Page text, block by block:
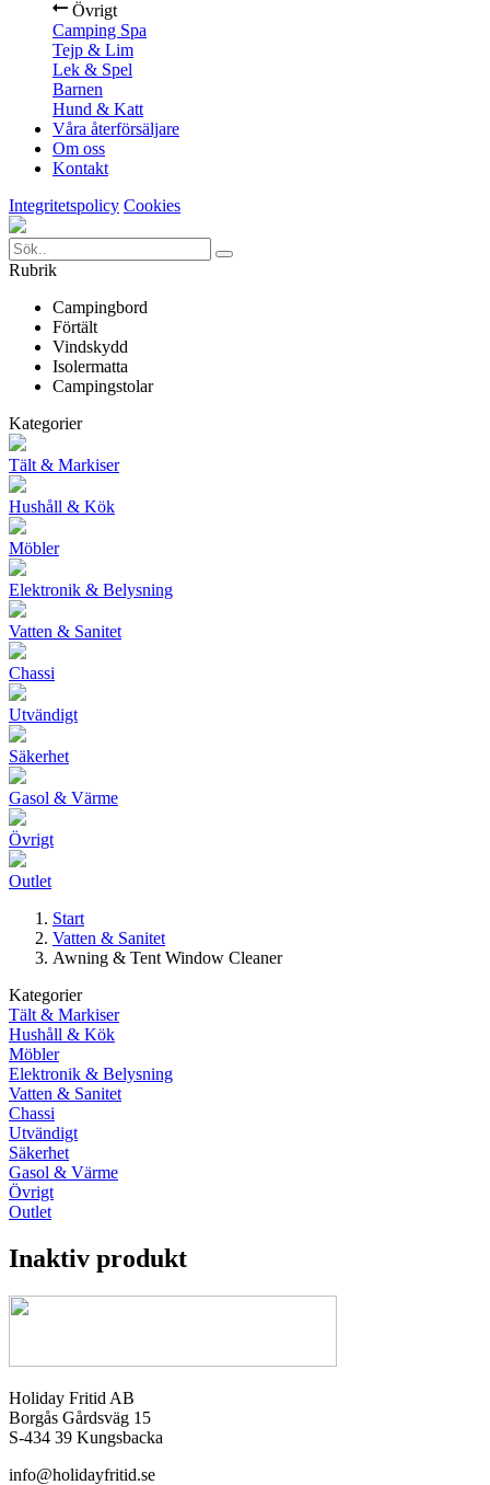
Övrigt
Camping Spa
Tejp & Lim
Lek & Spel
Barnen
Hund & Katt
Våra återförsäljare
Om oss
Kontakt
Integritetspolicy Cookies
Rubrik
Campingbord
Förtält
Vindskydd
Isolermatta
Campingstolar
Kategorier
Tält & Markiser
Hushåll & Kök
Möbler
Elektronik & Belysning
Vatten & Sanitet
Chassi
Utvändigt
Säkerhet
Gasol & Värme
Övrigt
Outlet
Start
Vatten & Sanitet
Awning & Tent Window Cleaner
Kategorier
Tält & Markiser
Hushåll & Kök
Möbler
Elektronik & Belysning
Vatten & Sanitet
Chassi
Utvändigt
Säkerhet
Gasol & Värme
Övrigt
Outlet
Inaktiv produkt
Holiday Fritid AB
Borgås Gårdsväg 15
S-434 39 Kungsbacka
info@holidayfritid.se